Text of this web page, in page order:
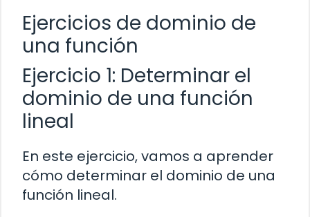
Ejercicios de dominio de
una función
Ejercicio 1: Determinar el
dominio de una función
lineal
En este ejercicio, vamos a aprender
cómo determinar el dominio de una
función lineal.